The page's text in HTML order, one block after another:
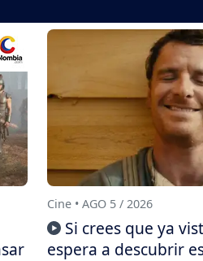
Cine • AGO 5 / 2026
Si crees que ya
espera a descubrir